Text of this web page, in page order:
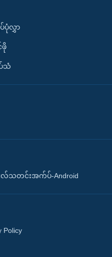
ပ်ပုံလွှာ
ဖို
သံ
သတင်းအက်ပ်-Android
Policy